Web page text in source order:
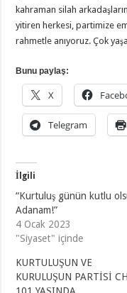
kahraman silah
yitiren herkesi, partimize
rahmetle anıyoruz. Çok yaşa
Bunu paylaş:
X
Telegram
İlgili
“Kurtuluş günün kutlu
Adanam!”
4 Ocak 2023
"Siyaset" içinde
KURTULUŞUN VE
KURULUŞUN PARTİSİ